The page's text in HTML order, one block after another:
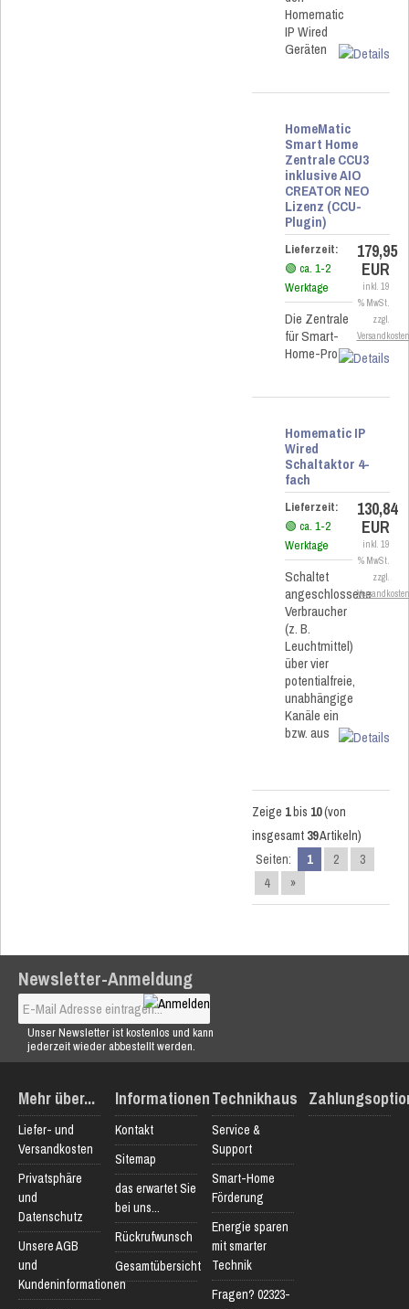
Homematic
IP Wired
Geräten
HomeMatic
Smart Home
Zentrale CCU3
inklusive AIO
CREATOR NEO
Lizenz (CCU-
Plugin)
Lieferzeit:
🟢 ca. 1-2
Werktage
Die Zentrale
für Smart-
Home-Profis
179,95
EUR
inkl. 19
% MwSt.
zzgl.
Versandkosten
Homematic IP
Wired
Schaltaktor 4-
fach
Lieferzeit:
🟢 ca. 1-2
Werktage
Schaltet
angeschlossene
Verbraucher
(z. B.
Leuchtmittel)
über vier
potentialfreie,
unabhängige
Kanäle ein
bzw. aus
130,84
EUR
inkl. 19
% MwSt.
zzgl.
Versandkosten
Zeige 1bis 10(von
insgesamt 39Artikeln)
Seiten:
1 2
3
4
»
Newsletter-Anmeldung
Unser Newsletter ist kostenlos und kann
jederzeit wieder abbestellt werden.
Mehr über...
Liefer- und
Versandkosten
Privatsphäre
und
Datenschutz
Unsere AGB
und
Kundeninformationen
Informationen
Kontakt
Sitemap
das erwartet Sie
bei uns...
Rückrufwunsch
Gesamtübersicht
Technikhaus
Service &
Support
Smart-Home
Förderung
Energie sparen
mit smarter
Technik
Fragen? 02323-